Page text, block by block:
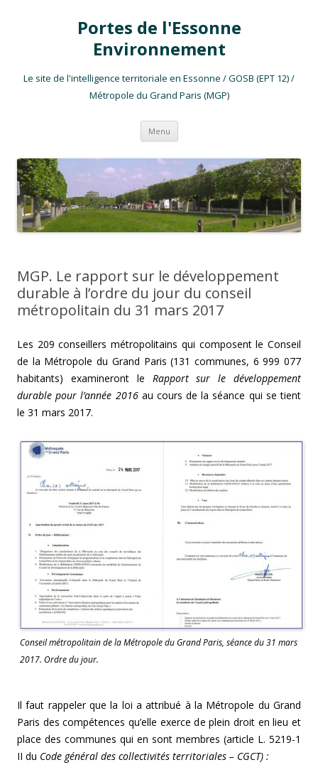
Portes de l'Essonne
Environnement
Le site de l'intelligence territoriale en Essonne / GOSB (EPT 12) /
Métropole du Grand Paris (MGP)
Menu Aller au contenu
MGP. Le rapport sur le développement
durable à l’ordre du jour du conseil
métropolitain du 31 mars 2017
Les 209 conseillers métropolitains qui composent le Conseil
de la Métropole du Grand Paris (131 communes, 6 999 077
habitants) examineront le Rapport sur le développement
durable pour l’année 2016au cours de la séance qui se tient
le 31 mars 2017.
Conseil métropolitain de la Métropole du Grand Paris, séance du 31 mars
2017. Ordre du jour.
Il faut rappeler que la loi a attribué à la Métropole du Grand
Paris des compétences qu’elle exerce de plein droit en lieu et
place des communes qui en sont membres (article L. 5219-1
II du Code général des collectivités territoriales – CGCT) :